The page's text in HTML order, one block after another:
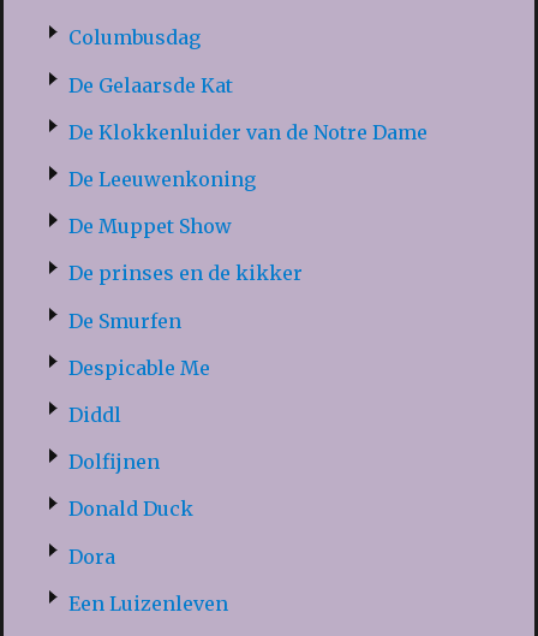
Columbusdag
De Gelaarsde Kat
De Klokkenluider van de Notre Dame
De Leeuwenkoning
De Muppet Show
De prinses en de kikker
De Smurfen
Despicable Me
Diddl
Dolfijnen
Donald Duck
Dora
Een Luizenleven